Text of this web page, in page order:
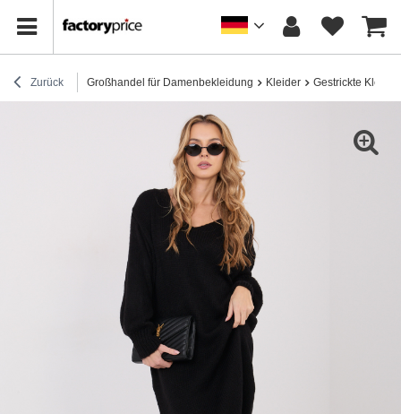
Zurück Großhandel für Damenbekleidung Kleider Gestrickte Kleider